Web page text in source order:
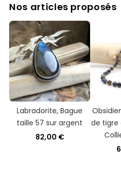
Nos articles proposés
Labradorite, Bague
taille 57 sur argent
82,00 €
de tigre